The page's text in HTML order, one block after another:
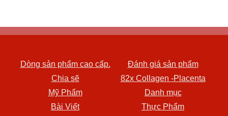
Dòng sản phẩm cao cấp.
Đánh giá sản phẩm
Chia sẽ
82x Collagen -Placenta
Mỹ Phẩm
Danh mục
Bài Viết
Thực Phẩm